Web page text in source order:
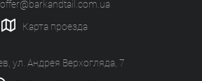
offer@barkandtail.com.ua
Карта проезда
ул. Андрея Верхогляда, 7